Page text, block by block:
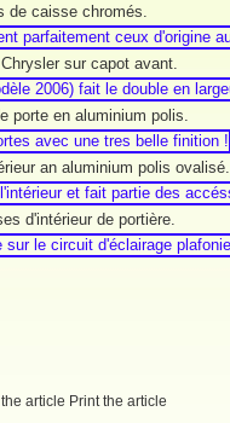
de caisse chromés.
sur capot avant.
porte en aluminium polis.
an aluminium polis ovalisé.
d'intérieur de portière.
Print the article